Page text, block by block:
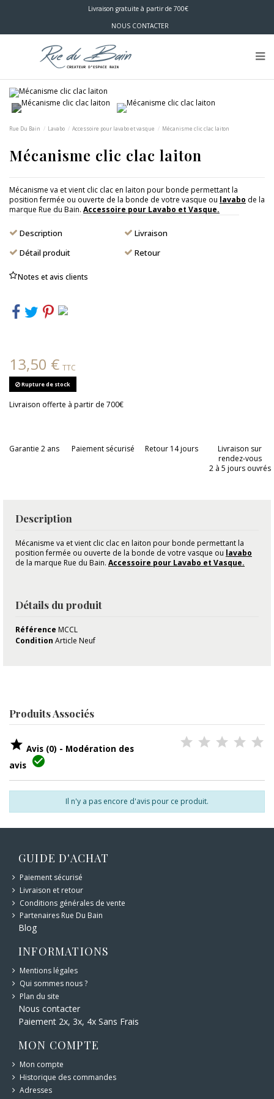
Livraison gratuite à partir de 700€
NOUS CONTACTER
Rue Du Bain Lavabo Accessoire pour lavabo et vasque Mécanisme clic clac laiton
Mécanisme clic clac laiton
Mécanisme va et vient clic clac en laiton pour bonde permettant la
position fermée ou ouverte de la bonde de votre vasque ou lavabo de la
marque Rue du Bain. Accessoire pour Lavabo et Vasque.
Description
Détail produit
Notes et avis clients
Livraison
Retour
13,50 € TTC
Rupture de stock
Livraison offerte à partir de 700€
Garantie 2 ans Paiement sécurisé Retour 14 jours
Livraison sur
rendez-vous
2 à 5 jours ouvrés
Description
Mécanisme va et vient clic clac en laiton pour bonde permettant la
position fermée ou ouverte de la bonde de votre vasque ou lavabo
de la marque Rue du Bain. Accessoire pour Lavabo et Vasque.
Détails du produit
Référence MCCL
Condition Article Neuf
Produits Associés
 Avis (0) - Modération des
avis 
Il n'y a pas encore d'avis pour ce produit.
GUIDE D'ACHAT
Paiement sécurisé
Livraison et retour
Conditions générales de vente
Partenaires Rue Du Bain
Blog
INFORMATIONS
Mentions légales
Qui sommes nous ?
Plan du site
Nous contacter
Paiement 2x, 3x, 4x Sans Frais
MON COMPTE
Mon compte
Historique des commandes
Adresses